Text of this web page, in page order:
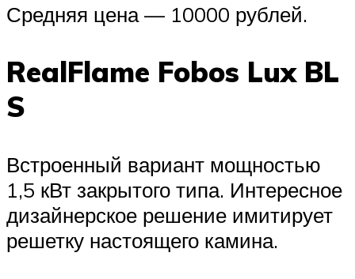
Средняя цена — 10000 рублей.
RealFlame Fobos Lux BL
S
Встроенный вариант мощностью
1,5 кВт закрытого типа. Интересное
дизайнерское решение имитирует
решетку настоящего камина.